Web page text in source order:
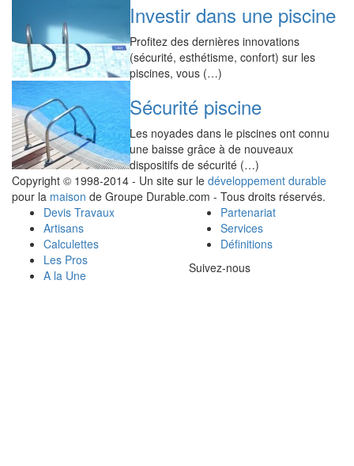
Investir dans une piscine
Profitez des dernières innovations
(sécurité, esthétisme, confort) sur les
piscines, vous (…)
Sécurité piscine
Les noyades dans le piscines ont connu
une baisse grâce à de nouveaux
dispositifs de sécurité (…)
Copyright © 1998-2014 - Un site sur le développement durable
pour la maison de Groupe Durable.com - Tous droits réservés.
Devis Travaux
Artisans
Calculettes
Les Pros
A la Une
Partenariat
Services
Définitions
Suivez-nous